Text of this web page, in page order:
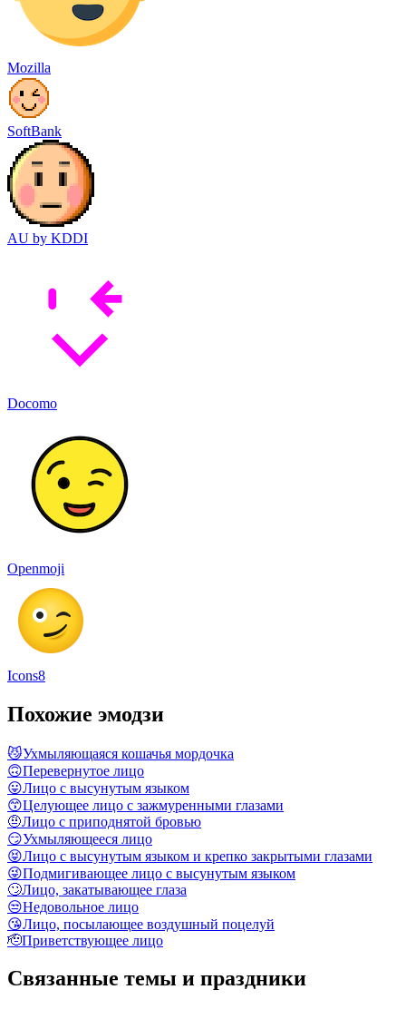
Mozilla
SoftBank
AU by KDDI
Docomo
Openmoji
Icons8
Похожие эмодзи
😼Ухмыляющаяся кошачья мордочка
🙃Перевернутое лицо
😛Лицо с высунутым языком
😙Целующее лицо с зажмуренными глазами
🤨Лицо с приподнятой бровью
😏Ухмыляющееся лицо
😝Лицо с высунутым языком и крепко закрытыми глазами
😜Подмигивающее лицо с высунутым языком
🙄Лицо, закатывающее глаза
😒Недовольное лицо
😘Лицо, посылающее воздушный поцелуй
🫡Приветствующее лицо
Связанные темы и праздники